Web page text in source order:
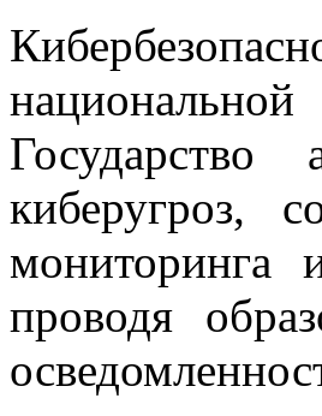
киберугроз,
мониторинга
проводя